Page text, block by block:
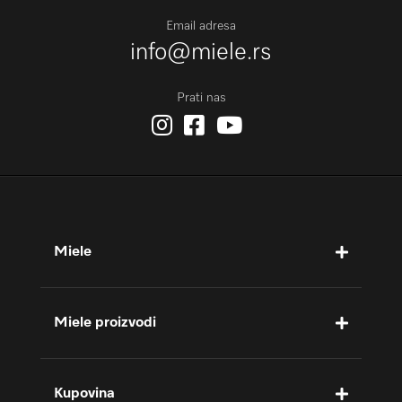
Email adresa
info@miele.rs
Prati nas
Miele
Miele proizvodi
Kupovina